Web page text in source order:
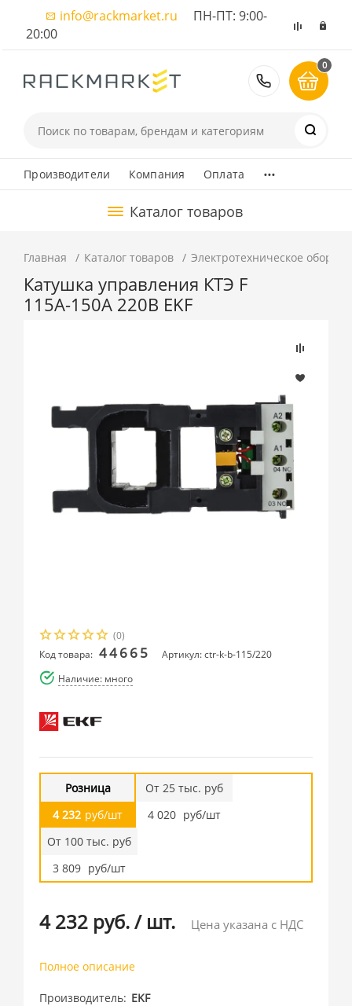
info@rackmarket.ru ПН-ПТ: 9:00-
20:00
8 (495)
0
Производители Компания Оплата ...
Каталог товаров
Главная Каталог товаров Электротехническое
Катушка управления КТЭ F
115А-150А 220В EKF
(0)
Код товара: 44665
Артикул: ctr-k-b-115/220
Наличие: много
Розница
4 232 руб/шт
От 25 тыс. руб
4 020 руб/шт
От 100 тыс. руб
3 809 руб/шт
4 232 руб./ шт. Цена указана с НДС
Полное описание
Производитель EKF